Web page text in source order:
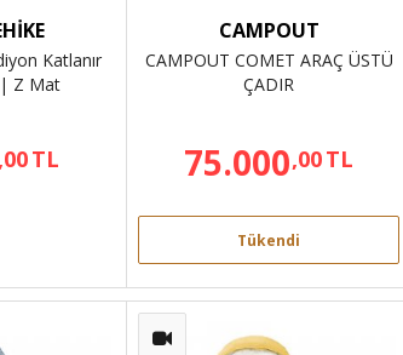
Katlanır
| Z Mat
,00TL
CAMPOUT
CAMPOUT COMET ARAÇ ÜSTÜ
ÇADIR
75.000,00TL
Tükendi